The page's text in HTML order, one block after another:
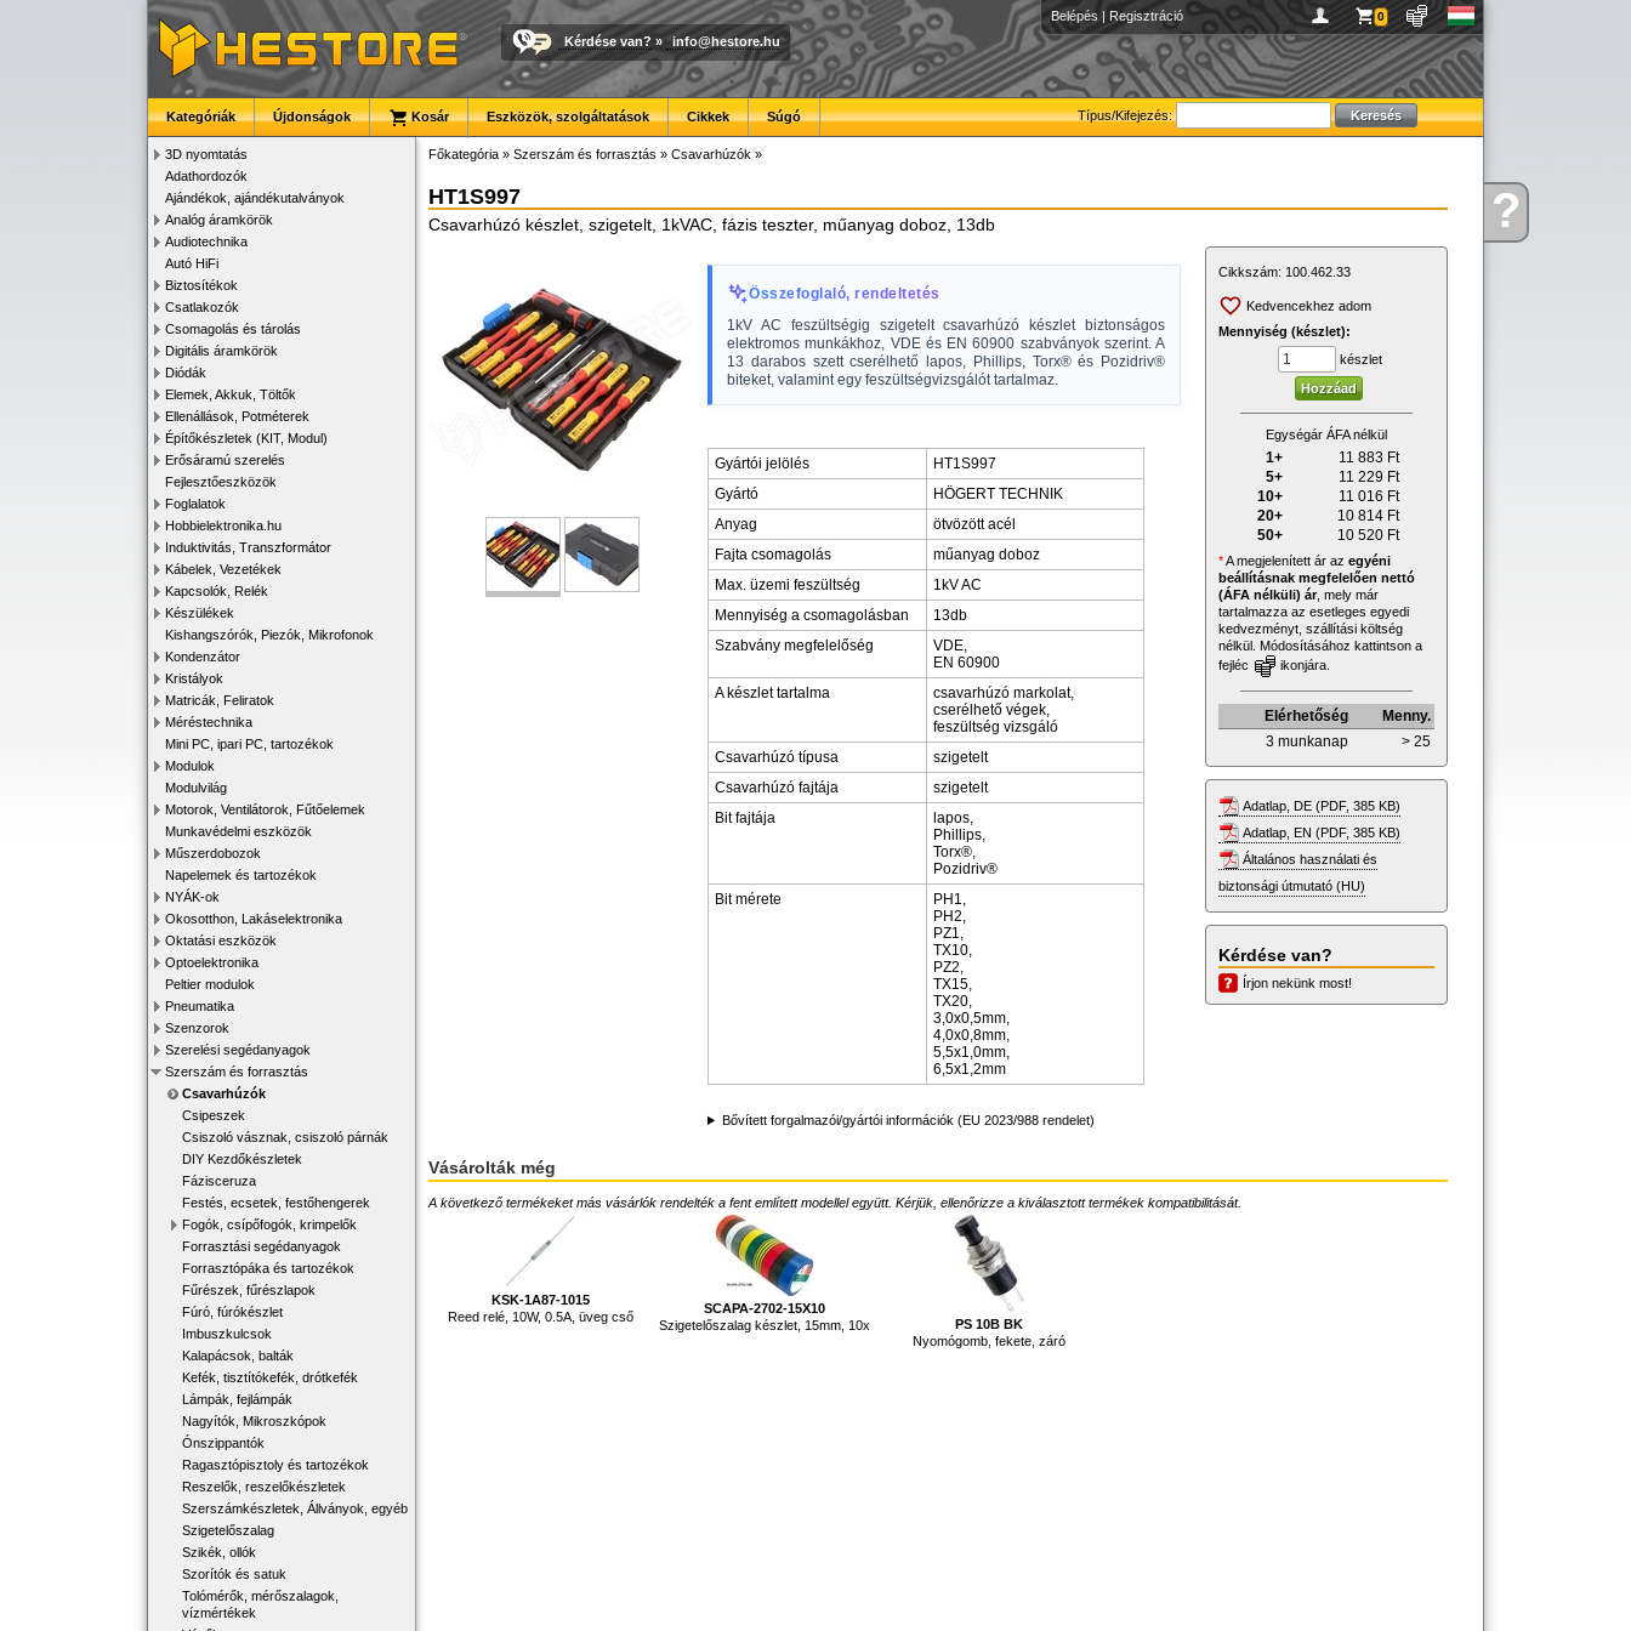
Kérdése?
Belépés | Regisztráció 0
Kérdése van? » info@hestore.hu
Típus/Kifejezés:
Kategóriák Újdonságok Kosár Eszközök, szolgáltatások Cikkek Súgó
3D nyomtatás
Adathordozók
Ajándékok, ajándékutalványok
Analóg áramkörök
Audiotechnika
Autó HiFi
Biztosítékok
Csatlakozók
Csomagolás és tárolás
Digitális áramkörök
Diódák
Elemek, Akkuk, Töltők
Ellenállások, Potméterek
Építőkészletek (KIT, Modul)
Erősáramú szerelés
Fejlesztőeszközök
Foglalatok
Hobbielektronika.hu
Induktivitás, Transzformátor
Kábelek, Vezetékek
Kapcsolók, Relék
Készülékek
Kishangszórók, Piezók, Mikrofonok
Kondenzátor
Kristályok
Matricák, Feliratok
Méréstechnika
Mini PC, ipari PC, tartozékok
Modulok
Modulvilág
Motorok, Ventilátorok, Fűtőelemek
Munkavédelmi eszközök
Műszerdobozok
Napelemek és tartozékok
NYÁK-ok
Okosotthon, Lakáselektronika
Oktatási eszközök
Optoelektronika
Peltier modulok
Pneumatika
Szenzorok
Szerelési segédanyagok
Szerszám és forrasztás
Csavarhúzók
Csipeszek
Csiszoló vásznak, csiszoló párnák
DIY Kezdőkészletek
Fázisceruza
Festés, ecsetek, festőhengerek
Fogók, csípőfogók, krimpelők
Forrasztási segédanyagok
Forrasztópáka és tartozékok
Fűrészek, fűrészlapok
Fúró, fúrókészlet
Imbuszkulcsok
Kalapácsok, balták
Kefék, tisztítókefék, drótkefék
Lámpák, fejlámpák
Nagyítók, Mikroszkópok
Ónszippantók
Ragasztópisztoly és tartozékok
Reszelők, reszelőkészletek
Szerszámkészletek, Állványok, egyéb
Szigetelőszalag
Szikék, ollók
Szorítók és satuk
Tolómérők, mérőszalagok,
vízmértékek
Főkategória » Szerszám és forrasztás » Csavarhúzók »
HT1S997
Csavarhúzó készlet, szigetelt, 1kVAC, fázis teszter, műanyag doboz, 13db
Összefoglaló, rendeltetés
1kV AC feszültségig szigetelt csavarhúzó készlet biztonságos
elektromos munkákhoz, VDE és EN 60900 szabványok szerint. A
13 darabos szett cserélhető lapos, Phillips, Torx® és Pozidriv®
biteket, valamint egy feszültségvizsgálót tartalmaz.
Gyártói jelölés
HT1S997
Gyártó
HÖGERT TECHNIK
Anyag
ötvözött acél
Fajta csomagolás
műanyag doboz
Max. üzemi feszültség
1kV AC
Mennyiség a csomagolásban
13db
Szabvány megfelelőség
VDE,
EN 60900
A készlet tartalma
csavarhúzó markolat,
cserélhető végek,
feszültség vizsgáló
Csavarhúzó típusa
szigetelt
Csavarhúzó fajtája
szigetelt
Bit fajtája
lapos,
Phillips,
Torx®,
Pozidriv®
Bit mérete
PH1,
PH2,
PZ1,
TX10,
PZ2,
TX15,
TX20,
3,0x0,5mm,
4,0x0,8mm,
5,5x1,0mm,
6,5x1,2mm
Bővített forgalmazói/gyártói információk (EU 2023/988 rendelet)
Cikkszám: 100.462.33
Kedvencekhez adom
Mennyiség (készlet):
készlet
Egységár ÁFA nélkül
1+ 11 883 Ft
5+
11 229 Ft
10+
11 016 Ft
20+
10 814 Ft
50+
10 520 Ft
*A megjelenített ár az egyéni
beállításnak megfelelően nettó
(ÁFA nélküli) ár, mely már
tartalmazza az esetleges egyedi
kedvezményt, szállítási költség
nélkül. Módosításához kattintson a
fejléc
ikonjára.
Elérhetőség
Menny.
3 munkanap
> 25
Adatlap, DE (PDF, 385 KB)
Adatlap, EN (PDF, 385 KB)
Általános használati és
biztonsági útmutató (HU)
Kérdése van?
Írjon nekünk most!
Vásárolták még
A következő termékeket más vásárlók rendelték a fent említett modellel együtt. Kérjük, ellenőrizze a kiválasztott termékek kompatibilitását.
KSK-1A87-1015
Reed relé, 10W, 0.5A, üveg cső
SCAPA-2702-15X10
Szigetelőszalag készlet, 15mm, 10x
PS 10B BK
Nyomógomb, fekete, záró